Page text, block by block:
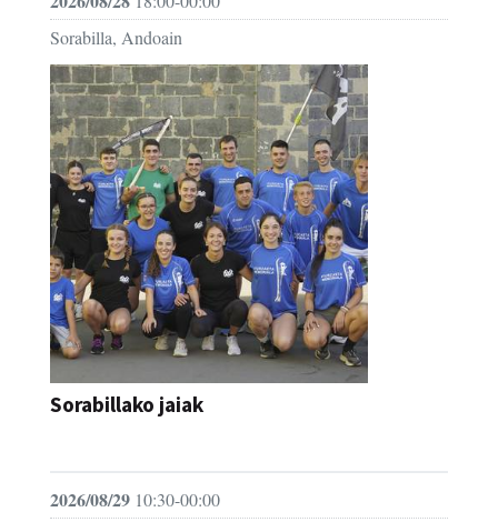
Sorabilla, Andoain
Sorabillako jaiak
2026/08/29 10:30-00:00